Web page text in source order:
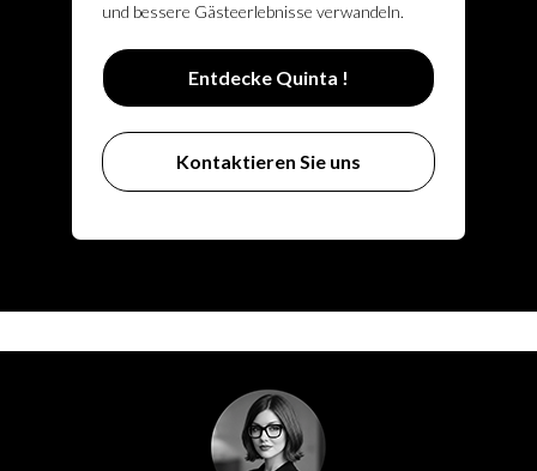
und bessere Gästeerlebnisse verwandeln.
Entdecke Quinta !
Kontaktieren Sie uns